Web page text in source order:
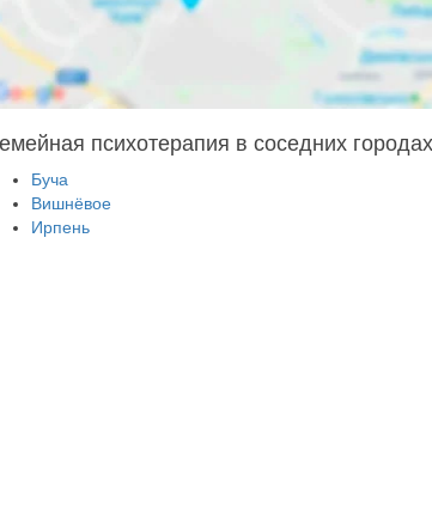
психотерапия в соседних
Буча
Вишнёвое
Ирпень